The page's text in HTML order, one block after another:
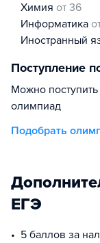
химия от 36
информатика
иностранный
Поступление
Можно
олимпиад
Подобрать
ЕГЭ
5 баллов за